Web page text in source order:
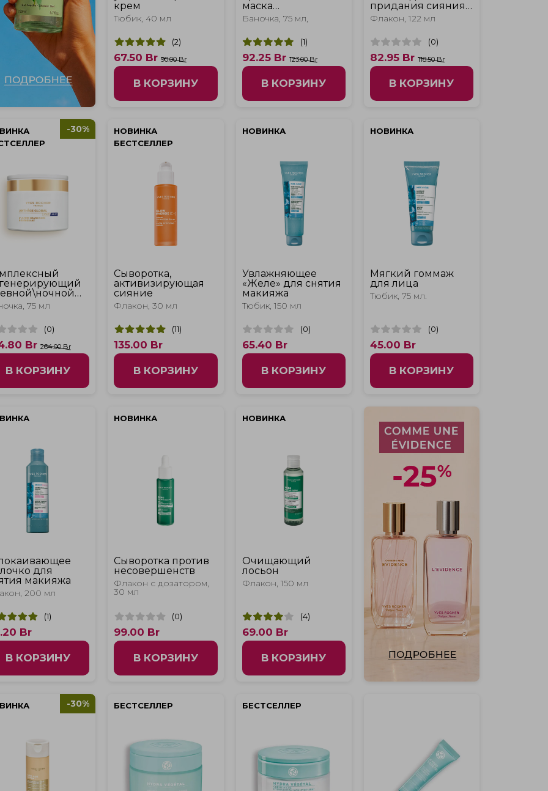
крем
Тюбик, 40 мл
(2)
67.50 Br 90.00 Br
В КОРЗИНУ
маска
"Интенсивное
увлажнение"
Баночка, 75 мл,
(1)
92.25Br 123.00 Br
В КОРЗИНУ
придания сияния
и эффекта
обновленной кожи
Флакон, 122 мл
(0)
82.95Br 118.50 Br
В КОРЗИНУ
-30%
и ночная
75 мл
(0)
Br 264.00 Br
В КОРЗИНУ
НОВИНКА
БЕСТСЕЛЛЕР
Сыворотка,
активизирующая
сияние
Флакон, 30 мл
(11)
135.00 Br
В КОРЗИНУ
НОВИНКА
Увлажняющее
«Желе» для снятия
макияжа
Тюбик, 150 мл
(0)
65.40 Br
В КОРЗИНУ
НОВИНКА
Мягкий гоммаж
для лица
Тюбик, 75 мл.
(0)
45.00 Br
В КОРЗИНУ
для
макияжа
200 мл
(1)
Br
В КОРЗИНУ
НОВИНКА
Сыворотка против
несовершенств
Флакон с дозатором,
30 мл
(0)
99.00 Br
В КОРЗИНУ
НОВИНКА
Очищающий
лосьон
Флакон, 150 мл
(4)
69.00 Br
В КОРЗИНУ
-30% БЕСТСЕЛЛЕР БЕСТСЕЛЛЕР